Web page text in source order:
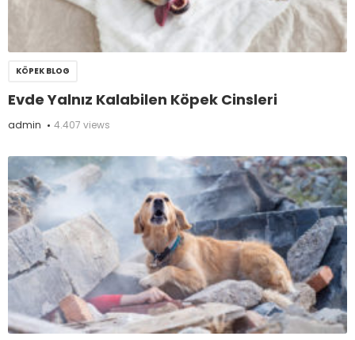
KÖPEK BLOG
Evde Yalnız Kalabilen Köpek Cinsleri
admin 4.407 views